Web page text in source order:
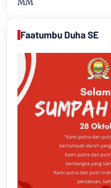
MM
Faatumbu Duha SE